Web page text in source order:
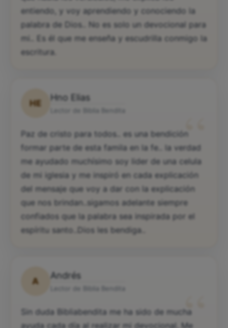
entiendo, y voy aprendiendo y conociendo la
palabra de Dios.. No es solo un devocional para
mi.. Es él que me enseña y escudrilla conmigo la
escritura.
HE
Hno Elias
“
Paz de cristo para todos.. es una bendición
formar parte de esta famila en la fe.. la verdad
me ayudado muchísimo soy lider de una celula
de mi iglesia y me inspiró en cada explicación
del mensaje que voy a dar con la explicación
que nos brindan..sigamos adelante siempre
confiados que la palabra sea inspirada por el
espíritu santo..Dios les bendiga..
A
Andrés
“
Sin duda Bibliabendita me ha sido de mucha
ayuda cada día al realizar mi devocional. Me